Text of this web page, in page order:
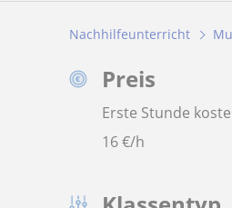
Nachhilfeunterricht
Preis
Erste Stunde
16€/h